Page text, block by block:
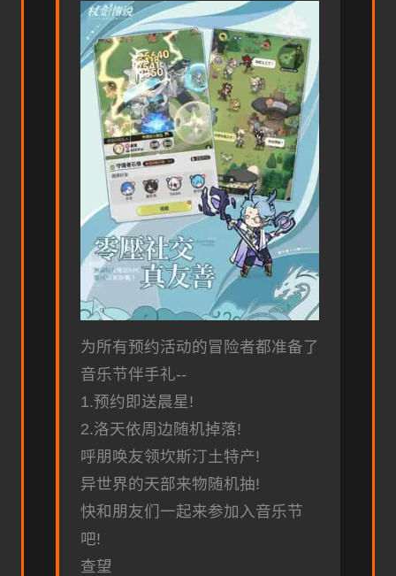
为所有预约活动的冒险者都准备了
音乐节伴手礼--
1.预约即送晨星!
2.洛天依周边随机掉落!
呼朋唤友领坎斯汀土特产!
异世界的天部来物随机抽!
快和朋友们一起来参加入音乐节
吧!
查望